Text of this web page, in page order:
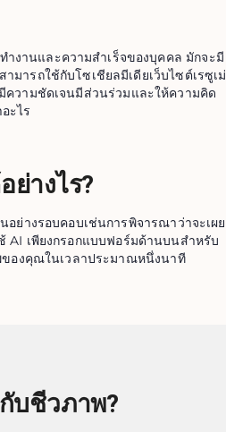
งานและความสำเร็จของบุคคล มักจะมี
ารถใช้กับโซเชียลมีเดียเว็บไซต์เรซูเม่
ความชัดเจนมีส่วนร่วมและให้ความคิด
ะไร
ย่างไร?
ย่างรอบคอบเช่นการพิจารณาว่าจะเผย
AI เพียงกรอกแบบฟอร์มด้านบนสำหรับ
ของคุณในเวลาประมาณหนึ่งนาที
บชีวภาพ?